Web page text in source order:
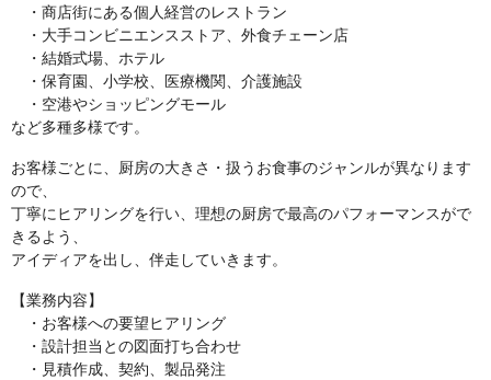
・商店街にある個人経営のレストラン
・大手コンビニエンスストア、外食チェーン店
・結婚式場、ホテル
・保育園、小学校、医療機関、介護施設
・空港やショッピングモール
など多種多様です。
お客様ごとに、厨房の大きさ・扱うお食事のジャンルが異なります
ので、
丁寧にヒアリングを行い、理想の厨房で最高のパフォーマンスがで
きるよう、
アイディアを出し、伴走していきます。
【業務内容】
・お客様への要望ヒアリング
・設計担当との図面打ち合わせ
・見積作成、契約、製品発注